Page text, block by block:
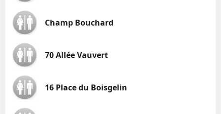
Champ Bouchard
70 Allée Vauvert
16 Place du Boisgelin